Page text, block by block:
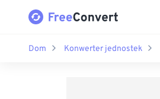
Dom Konwerter jednostek